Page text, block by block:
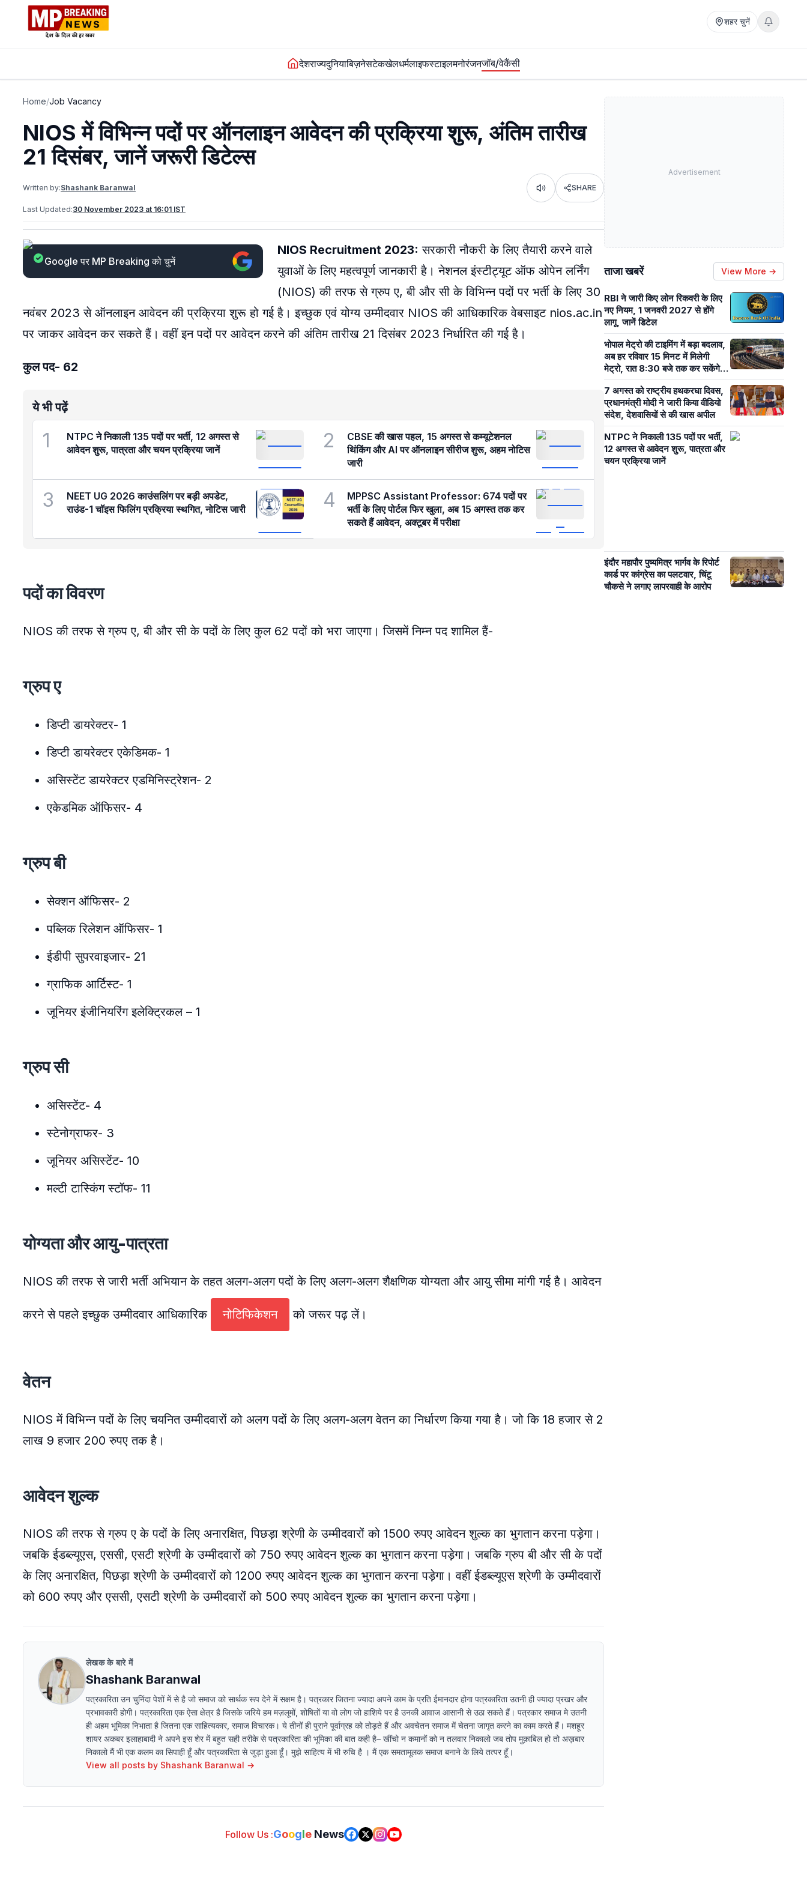
शहर चुनें
देशराज्यदुनियाबिज़नेसटेकखेलधर्मलाइफस्टाइलमनोरंजनजॉब/वेकैंसी
Home/Job Vacancy
NIOS में विभिन्न पदों पर ऑनलाइन आवेदन की प्रक्रिया शुरू, अंतिम तारीख
21 दिसंबर, जानें जरूरी डिटेल्स
Written by:Shashank Baranwal Listen SHARE
Last Updated:30 November 2023 at 16:01 IST
Google पर MP Breaking को चुनें
NIOS Recruitment 2023: सरकारी नौकरी के लिए तैयारी करने वाले
युवाओं के लिए महत्वपूर्ण जानकारी है। नेशनल इंस्टीट्यूट ऑफ ओपेन लर्निंग
(NIOS) की तरफ से ग्रुप ए, बी और सी के विभिन्न पदों पर भर्ती के लिए 30
नवंबर 2023 से ऑनलाइन आवेदन की प्रक्रिया शुरू हो गई है। इच्छुक एवं योग्य उम्मीदवार NIOS की आधिकारिक वेबसाइट nios.ac.in
पर जाकर आवेदन कर सकते हैं। वहीं इन पदों पर आवेदन करने की अंतिम तारीख 21 दिसंबर 2023 निर्धारित की गई है।
कुल पद- 62
ये भी पढ़ें
1
NTPC ने निकाली 135 पदों पर भर्ती, 12 अगस्त से
आवेदन शुरू, पात्रता और चयन प्रक्रिया जानें
2
CBSE की खास पहल, 15 अगस्त से कम्यूटेशनल
थिंकिंग और AI पर ऑनलाइन सीरीज शुरू, अहम नोटिस
जारी
3
NEET UG 2026 काउंसलिंग पर बड़ी अपडेट,
राउंड-1 चॉइस फिलिंग प्रक्रिया स्थगित, नोटिस जारी
4
MPPSC Assistant Professor: 674 पदों पर
भर्ती के लिए पोर्टल फिर खुला, अब 15 अगस्त तक कर
सकते हैं आवेदन, अक्टूबर में परीक्षा
पदों का विवरण
NIOS की तरफ से ग्रुप ए, बी और सी के पदों के लिए कुल 62 पदों को भरा जाएगा। जिसमें निम्न पद शामिल हैं-
ग्रुप ए
डिप्टी डायरेक्टर- 1
डिप्टी डायरेक्टर एकेडिमक- 1
असिस्टेंट डायरेक्टर एडमिनिस्ट्रेशन- 2
एकेडमिक ऑफिसर- 4
ग्रुप बी
सेक्शन ऑफिसर- 2
पब्लिक रिलेशन ऑफिसर- 1
ईडीपी सुपरवाइजार- 21
ग्राफिक आर्टिस्ट- 1
जूनियर इंजीनियरिंग इलेक्ट्रिकल – 1
ग्रुप सी
असिस्टेंट- 4
स्टेनोग्राफर- 3
जूनियर असिस्टेंट- 10
मल्टी टास्किंग स्टॉफ- 11
योग्यता और आयु-पात्रता
NIOS की तरफ से जारी भर्ती अभियान के तहत अलग-अलग पदों के लिए अलग-अलग शैक्षणिक योग्यता और आयु सीमा मांगी गई है। आवेदन
करने से पहले इच्छुक उम्मीदवार आधिकारिक नोटिफिकेशन को जरूर पढ़ लें।
वेतन
NIOS में विभिन्न पदों के लिए चयनित उम्मीदवारों को अलग पदों के लिए अलग-अलग वेतन का निर्धारण किया गया है। जो कि 18 हजार से 2
लाख 9 हजार 200 रुपए तक है।
आवेदन शुल्क
NIOS की तरफ से ग्रुप ए के पदों के लिए अनारक्षित, पिछड़ा श्रेणी के उम्मीदवारों को 1500 रुपए आवेदन शुल्क का भुगतान करना पड़ेगा।
जबकि ईडब्ल्यूएस, एससी, एसटी श्रेणी के उम्मीदवारों को 750 रुपए आवेदन शुल्क का भुगतान करना पड़ेगा। जबकि ग्रुप बी और सी के पदों
के लिए अनारक्षित, पिछड़ा श्रेणी के उम्मीदवारों को 1200 रुपए आवेदन शुल्क का भुगतान करना पड़ेगा। वहीं ईडब्ल्यूएस श्रेणी के उम्मीदवारों
को 600 रुपए और एससी, एसटी श्रेणी के उम्मीदवारों को 500 रुपए आवेदन शुल्क का भुगतान करना पड़ेगा।
लेखक के बारे में
Shashank Baranwal
पत्रकारिता उन चुनिंदा पेशों में से है जो समाज को सार्थक रूप देने में सक्षम है। पत्रकार जितना ज्यादा अपने काम के प्रति ईमानदार होगा पत्रकारिता उतनी ही ज्यादा प्रखर और
प्रभावकारी होगी। पत्रकारिता एक ऐसा क्षेत्र है जिसके जरिये हम मज़लूमों, शोषितों या वो लोग जो हाशिये पर है उनकी आवाज आसानी से उठा सकते हैं। पत्रकार समाज मे उतनी
ही अहम भूमिका निभाता है जितना एक साहित्यकार, समाज विचारक। ये तीनों ही पुराने पूर्वाग्रह को तोड़ते हैं और अवचेतन समाज में चेतना जागृत करने का काम करते हैं। मशहूर
शायर अकबर इलाहाबादी ने अपने इस शेर में बहुत सही तरीके से पत्रकारिता की भूमिका की बात कही है– खींचो न कमानों को न तलवार निकालो जब तोप मुक़ाबिल हो तो अख़बार
निकालो मैं भी एक कलम का सिपाही हूँ और पत्रकारिता से जुड़ा हुआ हूँ। मुझे साहित्य में भी रुचि है । मैं एक समतामूलक समाज बनाने के लिये तत्पर हूँ।
View all posts by Shashank Baranwal →
Follow Us :Google News
Advertisement
ताजा खबरें View More →
RBI ने जारी किए लोन रिकवरी के लिए
नए नियम, 1 जनवरी 2027 से होंगे
लागू, जानें डिटेल
भोपाल मेट्रो की टाइमिंग में बड़ा बदलाव,
अब हर रविवार 15 मिनट में मिलेगी
मेट्रो, रात 8:30 बजे तक कर सकेंगे
सफर
7 अगस्त को राष्ट्रीय हथकरघा दिवस,
प्रधानमंत्री मोदी ने जारी किया वीडियो
संदेश, देशवासियों से की खास अपील
NTPC ने निकाली 135 पदों पर भर्ती,
12 अगस्त से आवेदन शुरू, पात्रता और
चयन प्रक्रिया जानें
इंदौर महापौर पुष्यमित्र भार्गव के रिपोर्ट
कार्ड पर कांग्रेस का पलटवार, चिंटू
चौकसे ने लगाए लापरवाही के आरोप